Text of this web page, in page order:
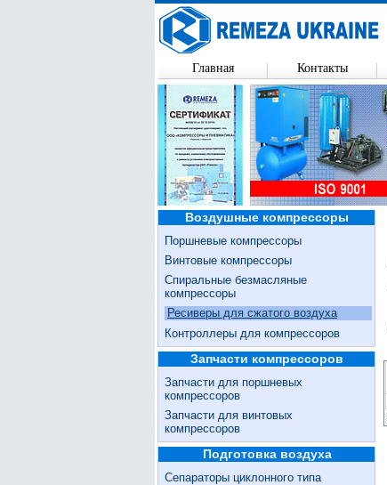
Воздушные компрессоры
Поршневые компрессоры
Винтовые компрессоры
Спиральные безмасляные
компрессоры
Ресиверы для сжатого воздуха
Контроллеры для компрессоров
Запчасти компрессоров
Запчасти для поршневых
компрессоров
Запчасти для винтовых
компрессоров
Подготовка воздуха
Сепараторы циклонного типа
Главная Контакты